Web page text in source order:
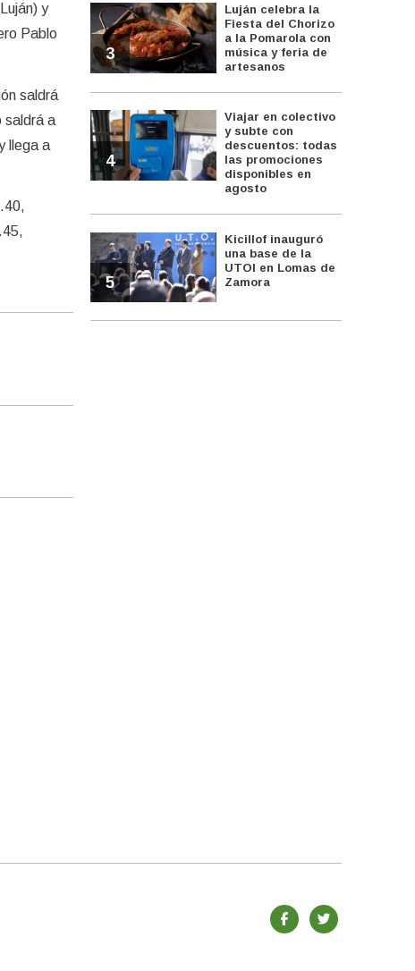
y
Pablo
saldrá
saldrá a
llega a
3
Luján celebra la
Fiesta del Chorizo
a la Pomarola con
música y feria de
artesanos
4
Viajar en colectivo
y subte con
descuentos: todas
las promociones
disponibles en
agosto
5
Kicillof inauguró
una base de la
UTOI en Lomas de
Zamora